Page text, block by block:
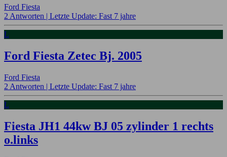
Ford Fiesta
2 Antworten | Letzte Update: Fast 7 jahre
L
Ford Fiesta Zetec Bj. 2005
Ford Fiesta
2 Antworten | Letzte Update: Fast 7 jahre
L
Fiesta JH1 44kw BJ 05 zylinder 1 rechts
o.links